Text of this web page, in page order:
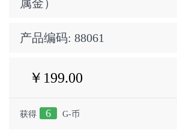
属金）
产品编码: 88061
￥199.00
获得 6 G-币